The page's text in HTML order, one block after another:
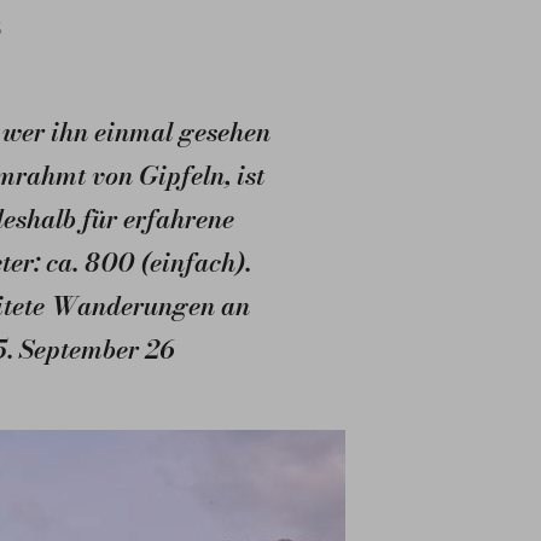
ihn einmal gesehen
von Gipfeln, ist
für erfahrene
ca. 800 (einfach).
Wanderungen an
September 26